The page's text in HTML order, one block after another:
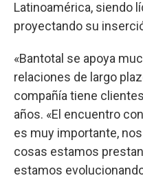
Latinoamérica, siendo
proyectando su
«Bantotal se apoya
relaciones de largo
compañía tiene
años. «El encuentro
es muy importante,
cosas estamos
estamos